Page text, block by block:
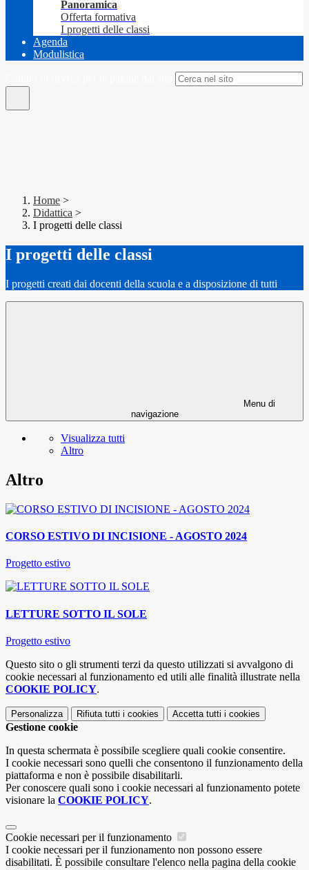
Panoramica
Offerta formativa
I progetti delle classi
Agenda
Modulistica
Home >
Didattica >
I progetti delle classi
I progetti delle classi
I progetti creati dai docenti della scuola e a disposizione di tutti
Menu di
navigazione
Visualizza tutti
Altro
Altro
CORSO ESTIVO DI INCISIONE - AGOSTO 2024
Progetto estivo
LETTURE SOTTO IL SOLE
Progetto estivo
Questo sito o gli strumenti terzi da questo utilizzati si avvalgono di
cookie necessari al funzionamento ed utili alle finalità illustrate nella
COOKIE POLICY.
Personalizza Rifiuta tutti i cookies Accetta tutti i cookies
Gestione cookie
In questa schermata è possibile scegliere quali cookie consentire.
I cookie necessari sono quelli che consentono il funzionamento della
piattaforma e non è possibile disabilitarli.
Per conoscere quali sono i cookie necessari al funzionamento potete
visionare la COOKIE POLICY.
Cookie necessari per il funzionamento
I cookie necessari per il funzionamento non possono essere
disabilitati. È possibile consultare l'elenco nella pagina della cookie